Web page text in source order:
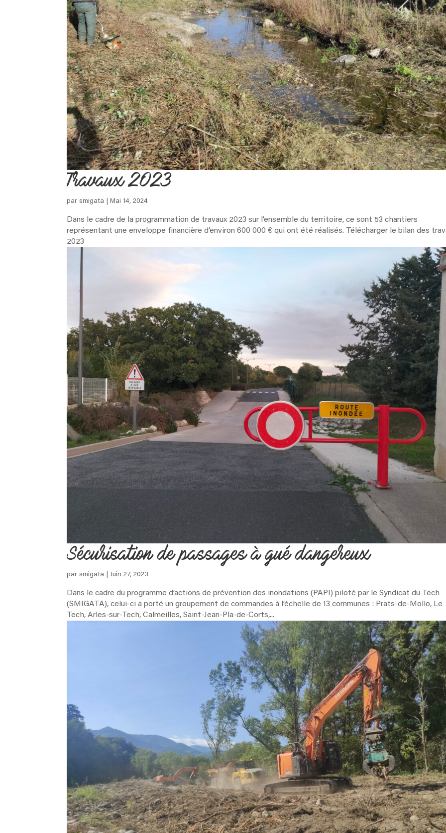
Travaux 2023
parsmigata |Mai 14, 2024
Dans le cadre de la programmation de travaux 2023 sur l’ensemble du territoire, ce sont 53 chantiers
représentant une enveloppe financière d’environ 600 000 € qui ont été réalisés. Télécharger le bilan des
2023
Sécurisation de passages à gué dangereux
parsmigata |Juin 27, 2023
Dans le cadre du programme d’actions de prévention des inondations (PAPI) piloté par le Syndicat du Tech
(SMIGATA), celui-ci a porté un groupement de commandes à l’échelle de 13 communes : Prats-de-Mollo, Le
Tech, Arles-sur-Tech, Calmeilles, Saint-Jean-Pla-de-Corts,...